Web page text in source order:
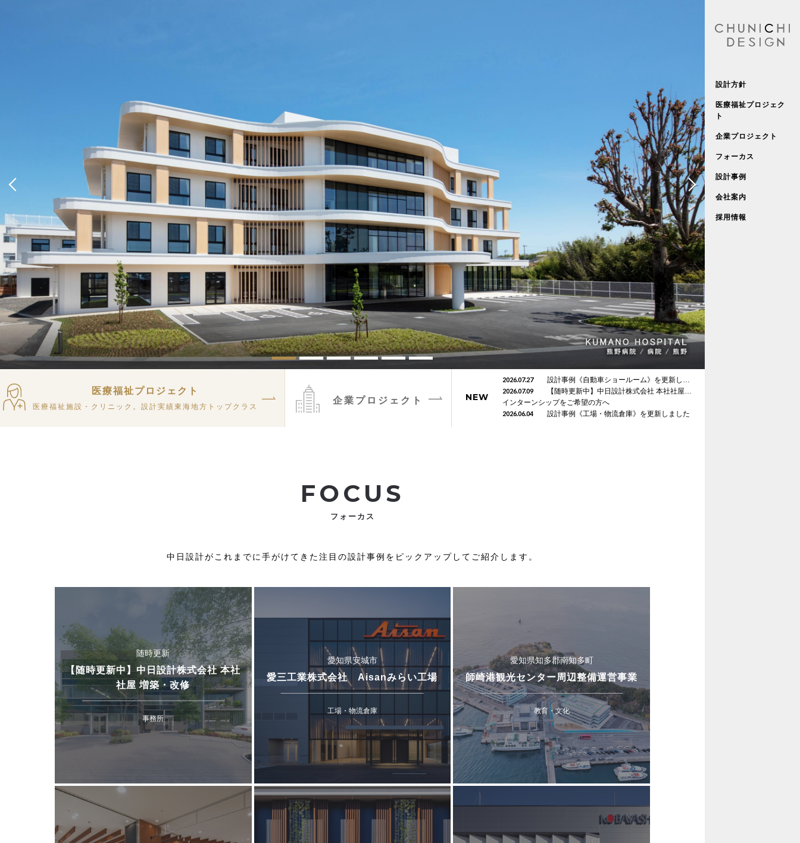
設計方針
医療福祉プロジェク
ト
企業プロジェクト
フォーカス
設計事例
会社案内
採用情報
医療福祉プロジェクト
医療福祉施設・クリニック。 設計実績東海地方トップクラス
企業 プロジェクト NEW
2026.07.27
した
2026.07.09
増築・改修
インターンシップをご希望の方へ
2026.06.04 設計事例《工場・物流倉庫》を更新しました
FOCUS
フォーカス
中日設計がこれまでに手がけてきた注目の設計事例をピックアップしてご紹介します。
随時更新
【随時更新中】中日設計株式会社 本社
社屋 増築・改修
事務所
愛知県安城市
愛三工業株式会社 Aisanみらい工場
工場・物流倉庫
愛知県知多郡南知多町
師崎港観光センター周辺整備運営事業
教育・文化